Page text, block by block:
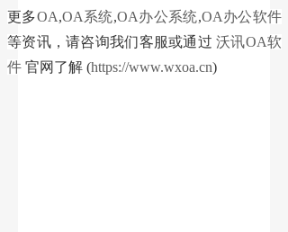
更多OA,OA系统,OA办公系统,OA办公软件
等资讯，请咨询我们客服或通过沃讯OA软
件 官网了解 (https://www.wxoa.cn)